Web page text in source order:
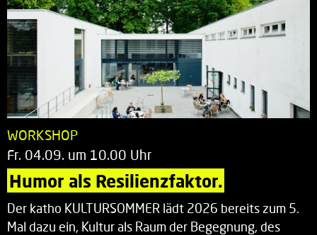
WORKSHOP
Fr. 04.09. um 10.00 Uhr
Humor als Resilienzfaktor.
Der katho KULTURSOMMER lädt 2026 bereits zum 5.
Mal dazu ein, Kultur als Raum der Begegnung, des